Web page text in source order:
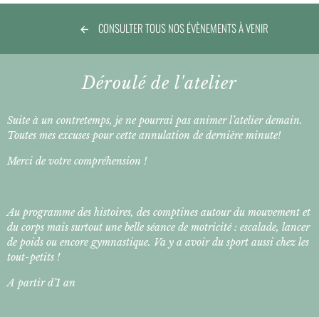
CONSULTER TOUS NOS ÉVÈNEMENTS À VENIR
Déroulé de l'atelier
Suite à un contretemps, je ne pourrai pas animer l’atelier demain.
Toutes mes excuses pour cette annulation de dernière minute!
Merci de votre compréhension !
Au programme des histoires, des comptines autour du mouvement et
du corps mais surtout une belle séance de motricité : escalade, lancer
de poids ou encore gymnastique. Va y a avoir du sport aussi chez les
tout-petits !
A partir d’1 an